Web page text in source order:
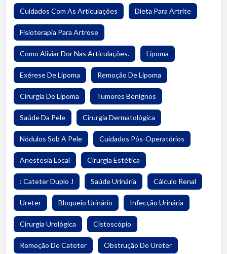
Cuidados Com As Articulações Dieta Para Artrite
Fisioterapia Para Artrose
Como Aliviar Dor Nas Articulações. Lipoma
Exérese De Lipoma Remoção De Lipoma
Cirurgia De Lipoma Tumores Benignos
Saúde Da Pele Cirurgia Dermatológica
Nódulos Sob A Pele Cuidados Pós-Operatórios
Anestesia Local Cirurgia Estética
: Cateter Duplo J Saúde Urinária Cálculo Renal
Ureter Bloqueio Urinário Infecção Urinária
Cirurgia Urológica Cistoscópio
Remoção De Cateter Obstrução Do Ureter